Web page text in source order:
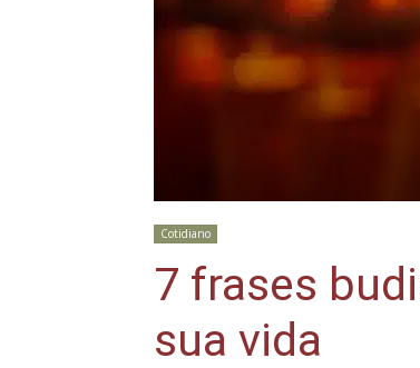
Cotidiano
7 frases
sua vida